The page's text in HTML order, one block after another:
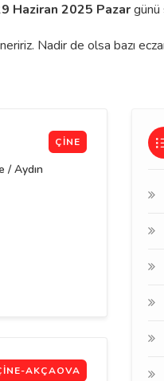
Haziran 2025 Pazargünü
Nadir de olsa bazı
ÇINE
/ Aydın
AKÇAOVA